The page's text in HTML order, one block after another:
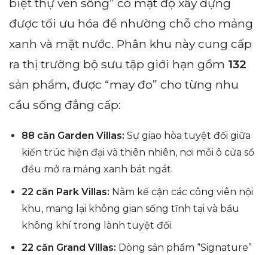
biệt thự ven sông” có mật độ xây dựng
được tối ưu hóa để nhường chỗ cho mảng
xanh và mặt nước. Phân khu này cung cấp
ra thị trường bộ sưu tập giới hạn gồm 132
sản phẩm, được “may đo” cho từng nhu
cầu sống đẳng cấp:
88 căn Garden Villas: Sự giao hòa tuyệt đối giữa
kiến trúc hiện đại và thiên nhiên, nơi mỗi ô cửa sổ
đều mở ra mảng xanh bát ngát.
22 căn Park Villas: Nằm kế cận các công viên nội
khu, mang lại không gian sống tĩnh tại và bầu
không khí trong lành tuyệt đối.
22 căn Grand Villas: Dòng sản phẩm “Signature”